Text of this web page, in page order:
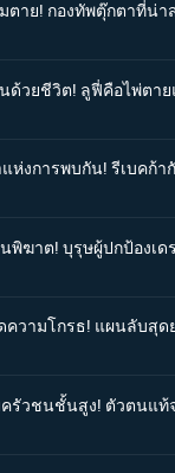
ตาย! กองทัพตุ๊กตาที่น่า
นด้วยชีวิต! ลูฟี่คือไพ่ตา
ห่งการพบกัน! รีเบคก้า
พิฆาต! บุรุษผู้ปกป้องเด
ความโกรธ! แผนลับสุ
ครัวชนชั้นสูง! ตัวตนแท้